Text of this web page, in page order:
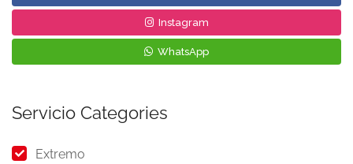
Instagram
WhatsApp
Servicio Categories
Extremo